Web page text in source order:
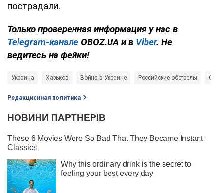
пострадали.
Только проверенная информация у нас в
Telegram-канале OBOZ.UA и в Viber. Не
ведитесь на фейки!
Украина Харьков Война в Украине Российские обстрелы
Редакционная политика